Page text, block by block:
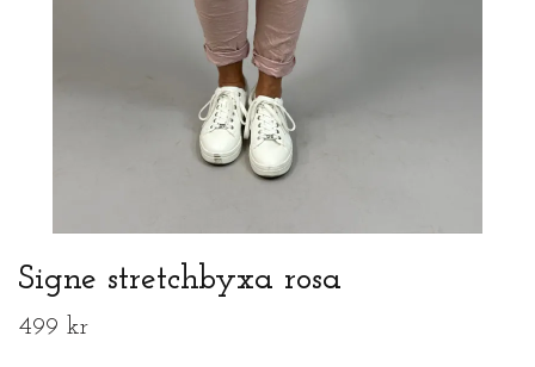
Signe stretchbyxa rosa
499 kr